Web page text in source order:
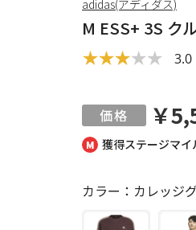
獲得ステージマイ
M ESS+ 3S ク
3.0
￥
カラー：カレッジ
adidas(アディダス)